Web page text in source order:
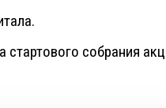
стартового собрания